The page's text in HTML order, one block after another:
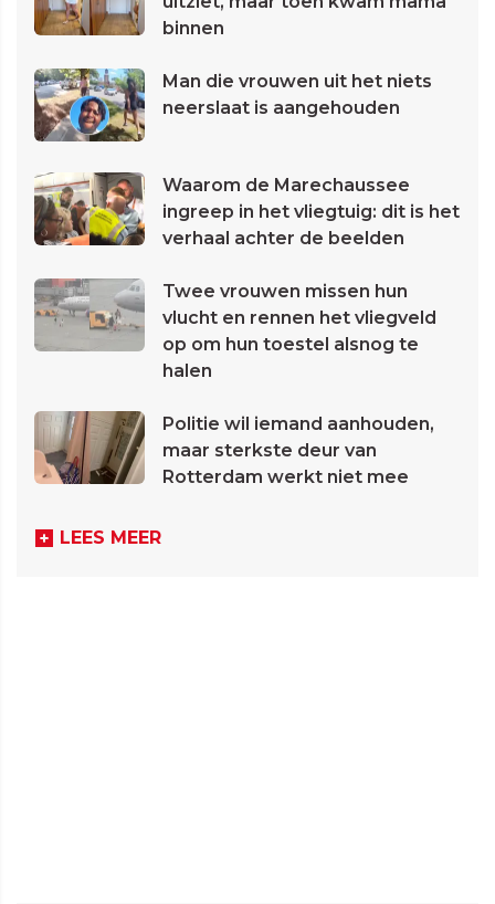
binnen
Man die vrouwen uit het niets
neerslaat is aangehouden
Waarom de Marechaussee
ingreep in het vliegtuig: dit is het
verhaal achter de beelden
Twee vrouwen missen hun
vlucht en rennen het vliegveld
op om hun toestel alsnog te
halen
Politie wil iemand aanhouden,
maar sterkste deur van
Rotterdam werkt niet mee
LEES MEER